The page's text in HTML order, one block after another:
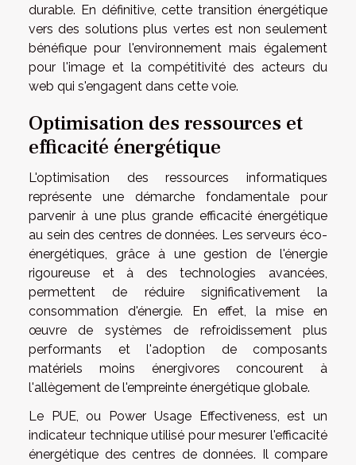
durable. En définitive, cette transition énergétique
vers des solutions plus vertes est non seulement
bénéfique pour l'environnement mais également
pour l'image et la compétitivité des acteurs du
web qui s'engagent dans cette voie.
Optimisation des ressources et
efficacité énergétique
L'optimisation des ressources informatiques
représente une démarche fondamentale pour
parvenir à une plus grande efficacité énergétique
au sein des centres de données. Les serveurs éco-
énergétiques, grâce à une gestion de l'énergie
rigoureuse et à des technologies avancées,
permettent de réduire significativement la
consommation d'énergie. En effet, la mise en
œuvre de systèmes de refroidissement plus
performants et l'adoption de composants
matériels moins énergivores concourent à
l'allègement de l'empreinte énergétique globale.
Le PUE, ou Power Usage Effectiveness, est un
indicateur technique utilisé pour mesurer l'efficacité
énergétique des centres de données. Il compare